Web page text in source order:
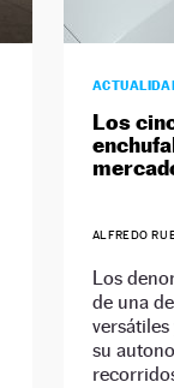
Los
ALFREDO
Los
de una
su